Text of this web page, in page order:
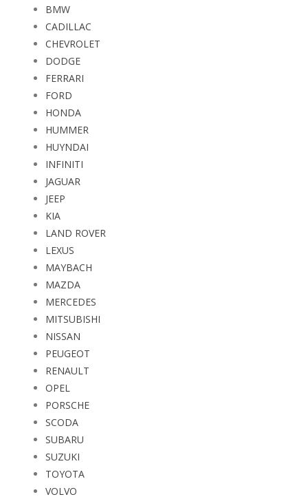
BMW
CADILLAC
CHEVROLET
DODGE
FERRARI
FORD
HONDA
HUMMER
HUYNDAI
INFINITI
JAGUAR
JEEP
KIA
LAND ROVER
LEXUS
MAYBACH
MAZDA
MERCEDES
MITSUBISHI
NISSAN
PEUGEOT
RENAULT
OPEL
PORSCHE
SCODA
SUBARU
SUZUKI
TOYOTA
VOLVO